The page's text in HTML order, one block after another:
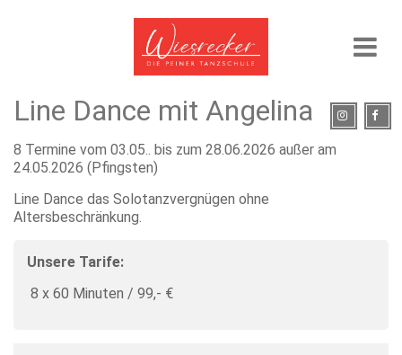
Line Dance mit Angelina
8 Termine vom 03.05.. bis zum 28.06.2026 außer am
24.05.2026 (Pfingsten)
Line Dance das Solotanzvergnügen ohne
Altersbeschränkung.
Unsere Tarife:
8 x 60 Minuten / 99,- €